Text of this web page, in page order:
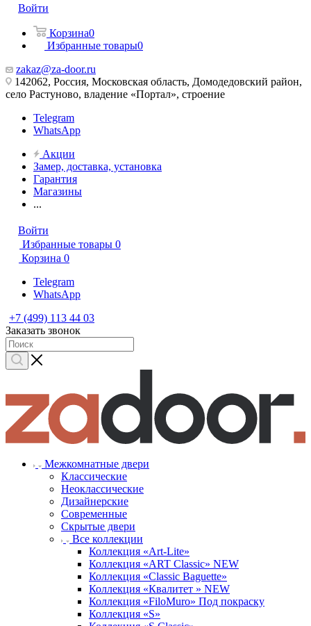
Войти
Корзина0
Избранные товары0
zakaz@za-door.ru
142062, Россия, Московская область, Домодедовский район,
село Растуново, владение «Портал», строение
Telegram
WhatsApp
Акции
Замер, доставка, установка
Гарантия
Магазины
...
Войти
Избранные товары 0
Корзина 0
Telegram
WhatsApp
+7 (499) 113 44 03
Заказать звонок
Межкомнатные двери
Классические
Неоклассические
Дизайнерские
Современные
Скрытые двери
Все коллекции
Коллекция «Art-Lite»
Коллекция «ART Classic» NEW
Коллекция «Classic Baguette»
Коллекция «Квалитет » NEW
Коллекция «FiloMuro» Под покраску
Коллекция «S»